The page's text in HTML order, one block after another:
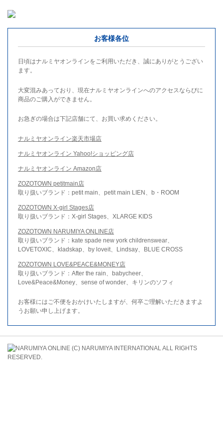
お客様各位
日頃はナルミヤオンラインをご利用いただき、誠にありがとうござい
ます。
大変混みあっており、現在ナルミヤオンラインへのアクセスならびに
商品のご購入ができません。
お急ぎの場合は下記店舗にて、お買い求めください。
ナルミヤオンライン楽天市場店
ナルミヤオンライン Yahoo!ショッピング店
ナルミヤオンライン Amazon店
ZOZOTOWN petitmain店
取り扱いブランド：petit main、petit main LIEN、b・ROOM
ZOZOTOWN X-girl Stages店
取り扱いブランド：X-girl Stages、XLARGE KIDS
ZOZOTOWN NARUMIYA ONLINE店
取り扱いブランド：kate spade new york childrenswear、
LOVETOXIC、kladskap、by loveit、Lindsay、BLUE CROSS
ZOZOTOWN LOVE&PEACE&MONEY店
取り扱いブランド：After the rain、babycheer、
Love&Peace&Money、sense of wonder、キリンのソフィ
お客様にはご不便をおかけいたしますが、何卒ご理解いただきますよ
うお願い申し上げます。